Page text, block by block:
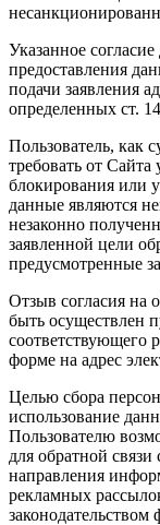
Указанное
предоставления
подачи заявления
определенных ст.
Пользователь, как
требовать от
блокирования или
данные являются
незаконно
заявленной цели
предусмотренные
Отзыв согласия на
быть осуществлен
соответствующего
форме на адрес
Целью сбора
использование
Пользователю
для обратной
направления
рекламных
законодательством